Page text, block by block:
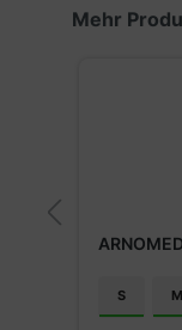
Mehr
S M